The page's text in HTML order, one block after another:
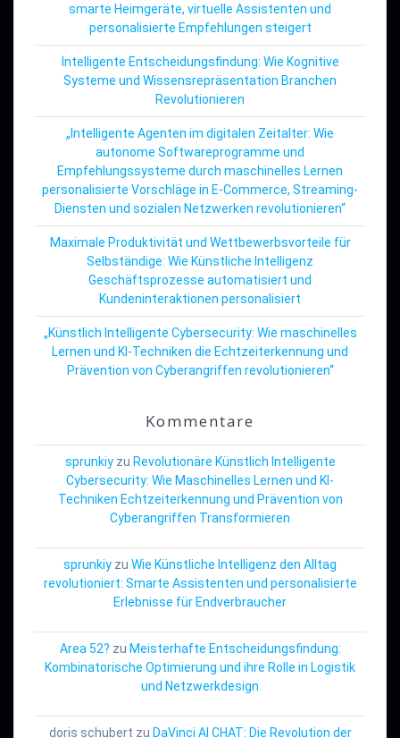
smarte Heimgeräte, virtuelle Assistenten und
personalisierte Empfehlungen steigert
Intelligente Entscheidungsfindung: Wie Kognitive
Systeme und Wissensrepräsentation Branchen
Revolutionieren
„Intelligente Agenten im digitalen Zeitalter: Wie
autonome Softwareprogramme und
Empfehlungssysteme durch maschinelles Lernen
personalisierte Vorschläge in E-Commerce, Streaming-
Diensten und sozialen Netzwerken revolutionieren“
Maximale Produktivität und Wettbewerbsvorteile für
Selbständige: Wie Künstliche Intelligenz
Geschäftsprozesse automatisiert und
Kundeninteraktionen personalisiert
„Künstlich Intelligente Cybersecurity: Wie maschinelles
Lernen und KI-Techniken die Echtzeiterkennung und
Prävention von Cyberangriffen revolutionieren“
Kommentare
sprunkiyzu Revolutionäre Künstlich Intelligente
Cybersecurity: Wie Maschinelles Lernen und KI-
Techniken Echtzeiterkennung und Prävention von
Cyberangriffen Transformieren
sprunkiy zu Wie Künstliche Intelligenz den Alltag
revolutioniert: Smarte Assistenten und personalisierte
Erlebnisse für Endverbraucher
Area 52? zu Meisterhafte Entscheidungsfindung:
Kombinatorische Optimierung und ihre Rolle in Logistik
und Netzwerkdesign
doris schubert zu DaVinci AI CHAT: Die Revolution der